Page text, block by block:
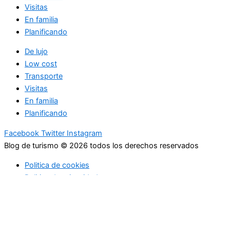
Visitas
En familia
Planificando
De lujo
Low cost
Transporte
Visitas
En familia
Planificando
Facebook Twitter Instagram
Blog de turismo © 2026 todos los derechos reservados
Politica de cookies
Politica de privacidad